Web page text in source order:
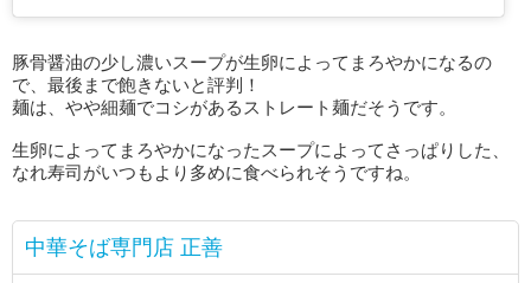
豚骨醤油の少し濃いスープが生卵によってまろやかになるの
で、最後まで飽きないと評判！
麺は、やや細麺でコシがあるストレート麺だそうです。
生卵によってまろやかになったスープによってさっぱりした、
なれ寿司がいつもより多めに食べられそうですね。
中華そば専門店 正善